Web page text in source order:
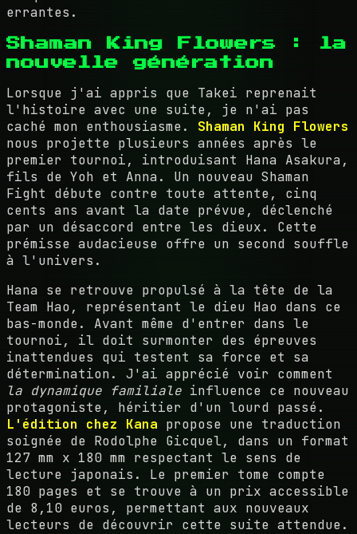
errantes.
Shaman King Flowers : la
nouvelle génération
Lorsque j'ai appris que Takei reprenait
l'histoire avec une suite, je n'ai pas
caché mon enthousiasme. Shaman King Flowers
nous projette plusieurs années après le
premier tournoi, introduisant Hana Asakura,
fils de Yoh et Anna. Un nouveau Shaman
Fight débute contre toute attente, cinq
cents ans avant la date prévue, déclenché
par un désaccord entre les dieux. Cette
prémisse audacieuse offre un second souffle
à l'univers.
Hana se retrouve propulsé à la tête de la
Team Hao, représentant le dieu Hao dans ce
bas-monde. Avant même d'entrer dans le
tournoi, il doit surmonter des épreuves
inattendues qui testent sa force et sa
détermination. J'ai apprécié voir comment
la dynamique familiale influence ce nouveau
protagoniste, héritier d'un lourd passé.
L'édition chez Kana propose une traduction
soignée de Rodolphe Gicquel, dans un format
127 mm x 180 mm respectant le sens de
lecture japonais. Le premier tome compte
180 pages et se trouve à un prix accessible
de 8,10 euros, permettant aux nouveaux
lecteurs de découvrir cette suite attendue.